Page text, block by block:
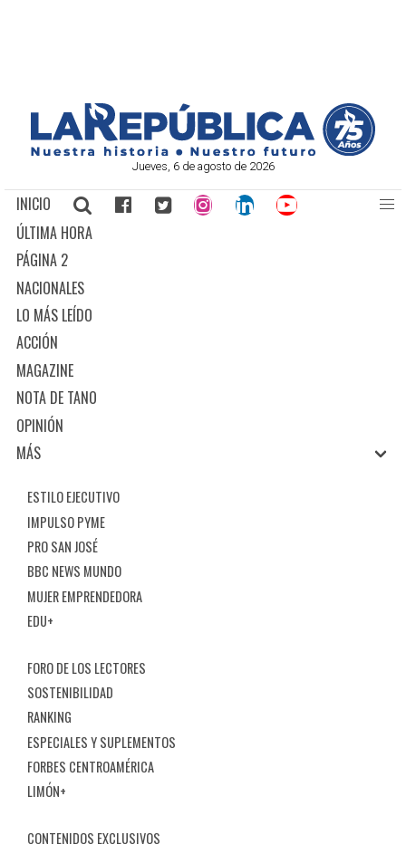
Jueves, 6 de agosto de 2026
INICIO
ÚLTIMA HORA
PÁGINA 2
NACIONALES
LO MÁS LEÍDO
ACCIÓN
MAGAZINE
NOTA DE TANO
OPINIÓN
MÁS
ESTILO EJECUTIVO
IMPULSO PYME
PRO SAN JOSÉ
BBC NEWS MUNDO
MUJER EMPRENDEDORA
EDU+
FORO DE LOS LECTORES
SOSTENIBILIDAD
RANKING
ESPECIALES Y SUPLEMENTOS
FORBES CENTROAMÉRICA
LIMÓN+
CONTENIDOS EXCLUSIVOS